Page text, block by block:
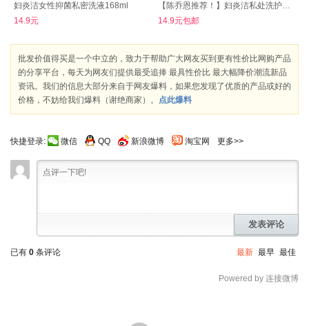
妇炎洁女性抑菌私密洗液168ml
14.9元
【陈乔恩推荐！】妇炎洁私处洗护液168ml
14.9元包邮
批发价值得买是一个中立的，致力于帮助广大网友买到更有性价比网购产品
的分享平台，每天为网友们提供最受追捧 最具性价比 最大幅降价潮流新品
资讯。我们的信息大部分来自于网友爆料，如果您发现了优质的产品或好的
价格，不妨给我们爆料（谢绝商家）。 点此爆料
快捷登录: 微信 QQ 新浪微博 淘宝网 更多>>
发表评论
已有 0 条评论 最新 最早 最佳
Powered by 连接微博